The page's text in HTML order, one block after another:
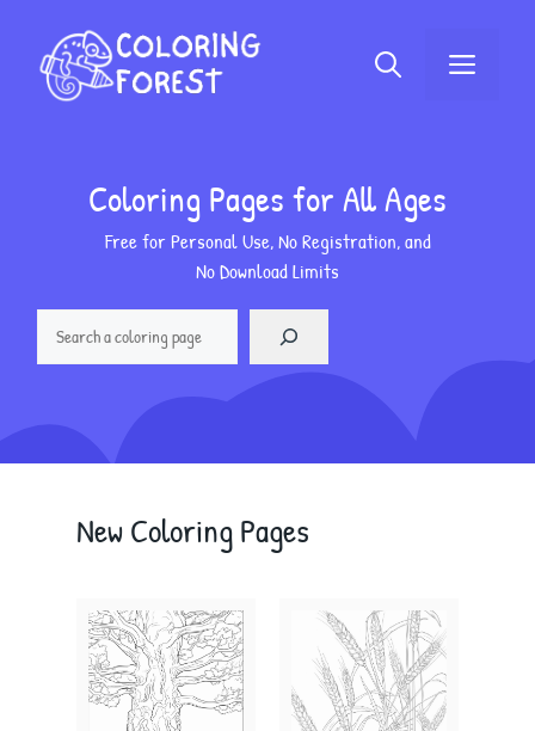
Menu
Coloring Pages for All Ages
Free for Personal Use, No Registration, and
No Download Limits
New Coloring Pages